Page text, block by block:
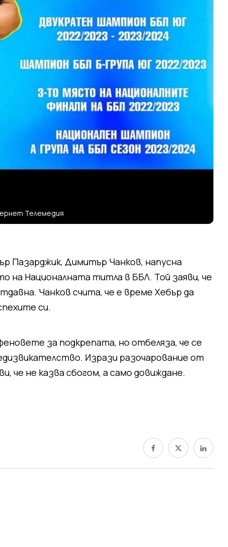
Телемедия
Пазарджик, Димитър Чанков, напусна
на Националната титла в ББЛ. Той заяви, че
Чанков счита, че е време Хебър да
си.
за подкрепата, но отбеляза, че се
Изрази разочарование от
че не казва сбогом, а само довиждане.